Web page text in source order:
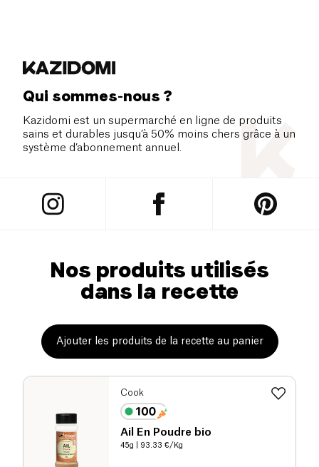
Qui sommes-nous ?
Kazidomi est un supermarché en ligne de produits
sains et durables jusqu’à 50% moins chers grâce à un
système d’abonnement annuel.
Nos produits utilisés
dans la recette
Ajouter les produits de la recette au panier
Cook
Ail En Poudre bio
45g | 93.33 €/Kg